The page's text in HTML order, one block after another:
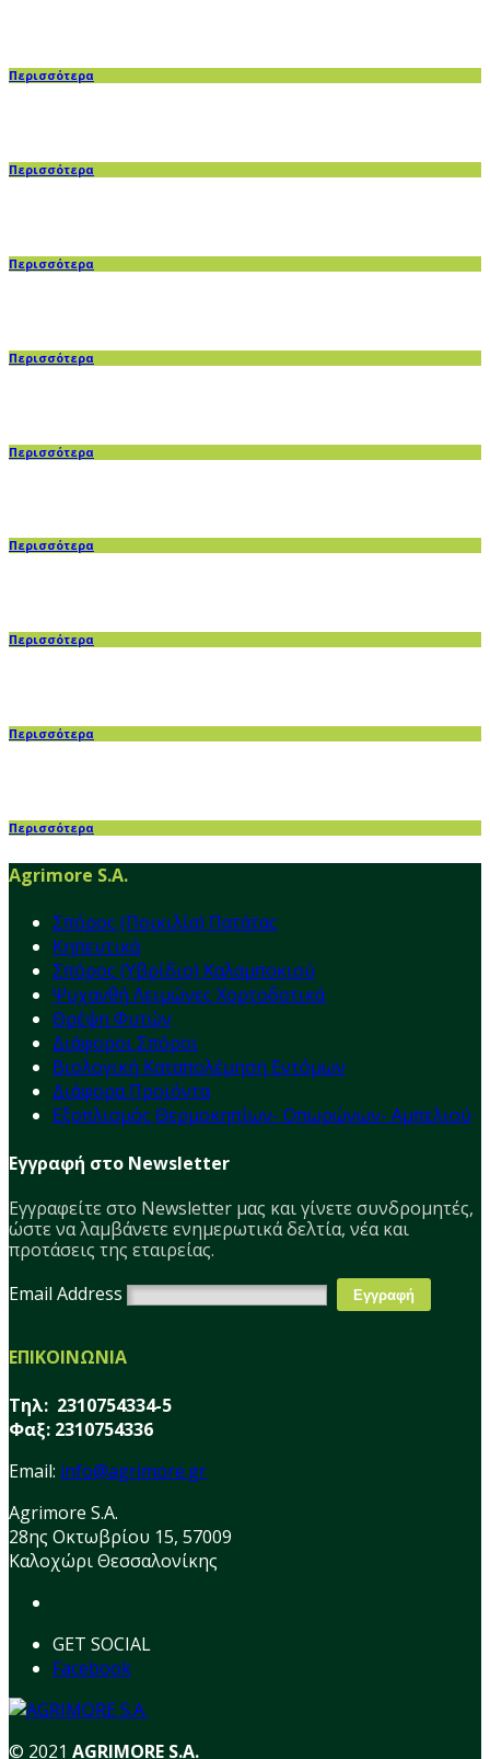
Περισσότερα
Περισσότερα
Περισσότερα
Περισσότερα
Περισσότερα
Περισσότερα
Περισσότερα
Περισσότερα
Περισσότερα
Agrimore S.A.
Σπόρος (Ποικιλία) Πατάτας
Κηπευτικά
Σπόρος (Υβρίδιο) Καλαμποκιού
Ψυχανθή Λειμώνες Χορτοδοτικά
Θρέψη Φυτών
Διάφοροι Σπόροι
Βιολογική Καταπολέμηση Εντόμων
Διάφορα Προϊόντα
Εξοπλισμός Θερμοκηπίων- Οπωρώνων- Αμπελιού
Εγγραφή στο Newsletter
Εγγραφείτε στο Νewsletter μας και γίνετε συνδρομητές,
ώστε να λαμβάνετε ενημερωτικά δελτία, νέα και
προτάσεις της εταιρείας.
Email Address
ΕΠΙΚΟΙΝΩΝΙΑ
Τηλ: 2310754334-5
Φαξ: 2310754336
Email: info@agrimore.gr
Agrimore S.A.
28ης Οκτωβρίου 15, 57009
Καλοχώρι Θεσσαλονίκης
GET SOCIAL
Facebook
© 2021 AGRIMORE S.A.